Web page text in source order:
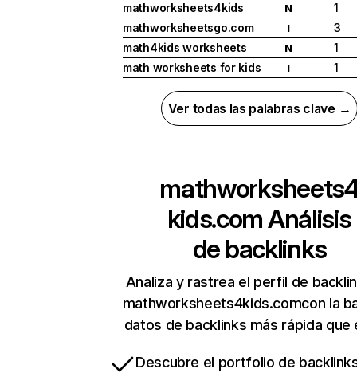
mathworksheets4kids
N
1
mathworksheetsgo.com
I
3
math4kids worksheets
N
1
math worksheets for kids
I 1
Ver todas las palabras clave →
kids.comAnálisis
de backlinks
Analiza y rastrea el perfil de
mathworksheets4kids.comcon la
datos de backlinks más rápida que
Descubre el portfolio de